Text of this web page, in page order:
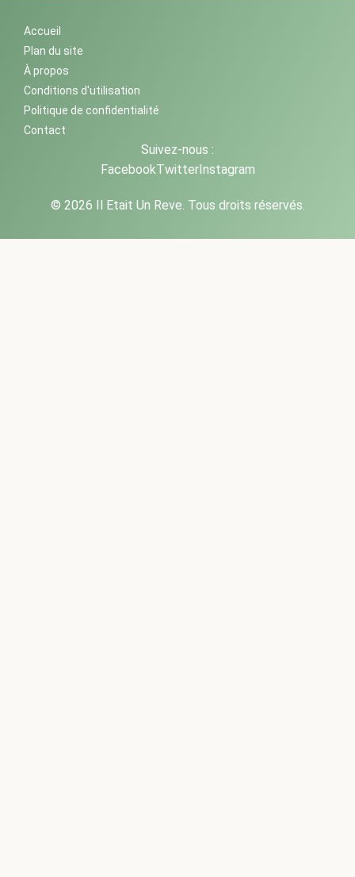
Accueil
Plan du site
À propos
Conditions d'utilisation
Politique de confidentialité
Contact
Suivez-nous :
FacebookTwitterInstagram
© 2026 Il Etait Un Reve. Tous droits réservés.